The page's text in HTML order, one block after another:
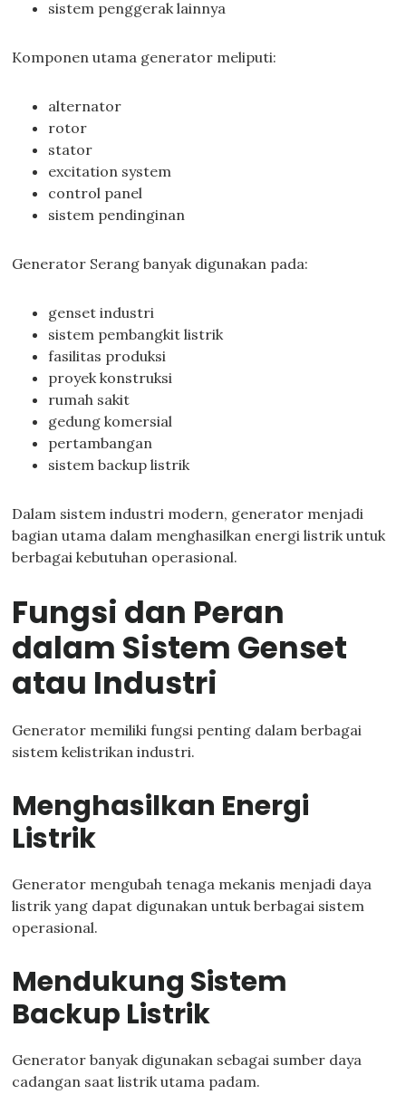
sistem penggerak lainnya
Komponen utama generator meliputi:
alternator
rotor
stator
excitation system
control panel
sistem pendinginan
Generator Serang banyak digunakan pada:
genset industri
sistem pembangkit listrik
fasilitas produksi
proyek konstruksi
rumah sakit
gedung komersial
pertambangan
sistem backup listrik
Dalam sistem industri modern, generator menjadi
bagian utama dalam menghasilkan energi listrik untuk
berbagai kebutuhan operasional.
Fungsi dan Peran
dalam Sistem Genset
atau Industri
Generator memiliki fungsi penting dalam berbagai
sistem kelistrikan industri.
Menghasilkan Energi
Listrik
Generator mengubah tenaga mekanis menjadi daya
listrik yang dapat digunakan untuk berbagai sistem
operasional.
Mendukung Sistem
Backup Listrik
Generator banyak digunakan sebagai sumber daya
cadangan saat listrik utama padam.